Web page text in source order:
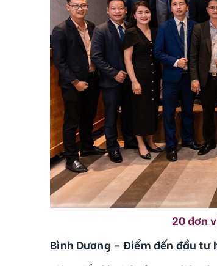
20 đơn
Bình Dương – Điểm đến đầu tư